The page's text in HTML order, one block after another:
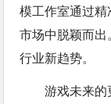
模工作室通过
市场中脱颖而出
行业新趋势。
游戏未来的